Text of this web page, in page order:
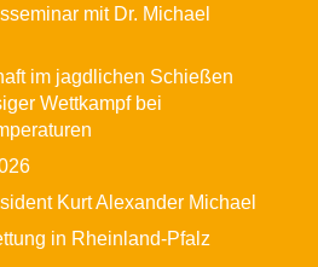
mit Dr. Michael
im jagdlichen Schießen
Wettkampf bei
Kurt Alexander Michael
in Rheinland-Pfalz